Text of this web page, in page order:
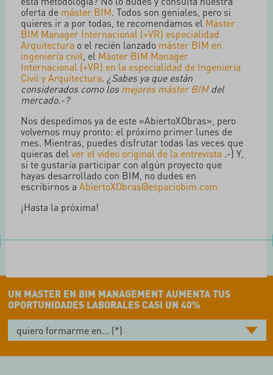
oferta de máster BIM. Todos son geniales, pero si
quieres ir a por todas, te recomendamos el Máster
BIM Manager Internacional (+VR) especialidad
Arquitectura o el recién lanzado máster BIM en
ingeniería civil, el Máster BIM Manager
Internacional (+VR) en la especialidad de Ingeniería
Civil y Arquitectura. ¿Sabes ya que están
considerados como los mejores máster BIMdel
mercado.-?
Nos despedimos ya de este «AbiertoXObras», pero
volvemos muy pronto: el próximo primer lunes de
mes. Mientras, puedes disfrutar todas las veces que
quieras delver el vídeo original de la entrevista .-) Y,
si te gustaría participar con algún proyecto que
hayas desarrollado con BIM, no dudes en
escribirnos a AbiertoXObras@espaciobim.com
¡Hasta la próxima!
UN MASTER EN BIM MANAGEMENT AUMENTA TUS
OPORTUNIDADES LABORALES CASI UN 40%